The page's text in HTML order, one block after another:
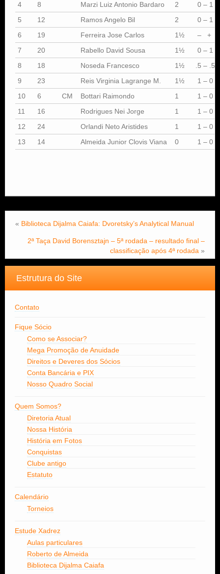
4
8 Marzi Luiz Antonio Bardaro 2
0 – 1
5
12 Ramos Angelo Bil 2
0 – 1
6
19 Ferreira Jose Carlos 1½
– +
7
20 Rabello David Sousa 1½
0 – 1
8
18 Noseda Francesco 1½
.5 – .5
9
23 Reis Virginia Lagrange M. 1½
1 – 0
10
6 CM Bottari Raimondo 1
1 – 0
11
16 Rodrigues Nei Jorge 1
1 – 0
12
24 Orlandi Neto Aristides 1
1 – 0
13
14 Almeida Junior Clovis Viana 0 1 – 0
« Biblioteca Dijalma Caiafa: Dvoretsky’s Analytical Manual
2ª Taça David Borensztajn – 5ª rodada – resultado final –
classificação após 4ª rodada »
Estrutura do Site
Contato
Fique Sócio
Como se Associar?
Mega Promoção de Anuidade
Direitos e Deveres dos Sócios
Conta Bancária e PIX
Nosso Quadro Social
Quem Somos?
Diretoria Atual
Nossa História
História em Fotos
Conquistas
Clube antigo
Estatuto
Calendário
Torneios
Estude Xadrez
Aulas particulares
Roberto de Almeida
Biblioteca Dijalma Caiafa